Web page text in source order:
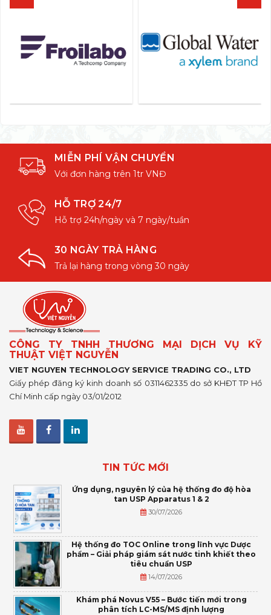
MIỄN PHÍ VẬN CHUYỂN
Với đơn hàng trên 1tr VNĐ
HỖ TRỢ 24/7
Hỗ trợ 24h/ngày và 7 ngày/tuần
30 NGÀY TRẢ HÀNG
Trả lại hàng trong vòng 30 ngày
CÔNG TY TNHH THƯƠNG MẠI DỊCH VỤ KỸ
THUẬT VIỆT NGUYỄN
VIET NGUYEN TECHNOLOGY SERVICE TRADING CO., LTD
Giấy phép đăng ký kinh doanh số 0311462335 do sở KHĐT TP Hồ
Chí Minh cấp ngày 03/01/2012
TIN TỨC MỚI
Ứng dụng, nguyên lý của hệ thống đo độ hòa
tan USP Apparatus 1 & 2
30/07/2026
Hệ thống đo TOC Online trong lĩnh vực Dược
phẩm – Giải pháp giám sát nước tinh khiết theo
tiêu chuẩn USP
14/07/2026
Khám phá Novus V55 – Bước tiến mới trong
phân tích LC-MS/MS định lượng